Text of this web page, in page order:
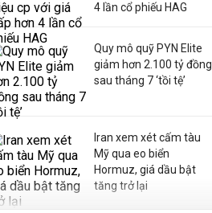
4 lần cổ phiếu HAG
Quy mô quỹ PYN Elite
giảm hơn 2.100 tỷ đồng
sau tháng 7 ‘tồi tệ’
Iran xem xét cấm tàu
Mỹ qua eo biển
Hormuz, giá dầu bật
tăng trở lại